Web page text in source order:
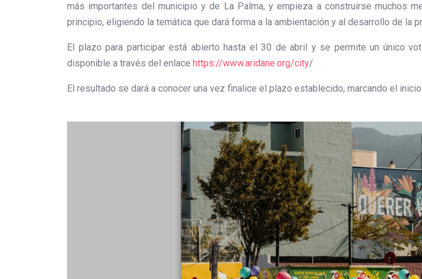
más importantes del municipio y de La Palma, y empieza a construirse muchos
principio, eligiendo la temática que dará forma a la ambientación y al desarrollo de la
El plazo para participar está abierto hasta el 30 de abril y se permite un único
disponible a través del enlace https://www.aridane.org/city/
El resultado se dará a conocer una vez finalice el plazo establecido, marcando el